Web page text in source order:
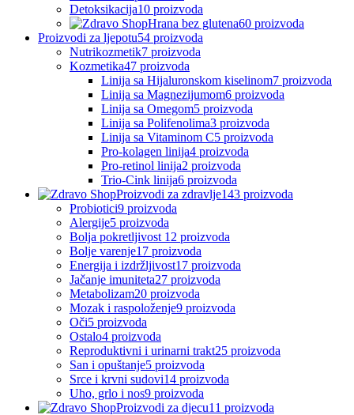
Detoksikacija10 proizvoda
Hrana bez glutena60 proizvoda
Proizvodi za ljepotu54 proizvoda
Nutrikozmetik7 proizvoda
Kozmetika47 proizvoda
Linija sa Hijaluronskom kiselinom7 proizvoda
Linija sa Magnezijumom6 proizvoda
Linija sa Omegom5 proizvoda
Linija sa Polifenolima3 proizvoda
Linija sa Vitaminom C5 proizvoda
Pro-kolagen linija4 proizvoda
Pro-retinol linija2 proizvoda
Trio-Cink linija6 proizvoda
Proizvodi za zdravlje143 proizvoda
Probiotici9 proizvoda
Alergije5 proizvoda
Bolja pokretljivost 12 proizvoda
Bolje varenje17 proizvoda
Energija i izdržljivost17 proizvoda
Jačanje imuniteta27 proizvoda
Metabolizam20 proizvoda
Mozak i raspoloženje9 proizvoda
Oči5 proizvoda
Ostalo4 proizvoda
Reproduktivni i urinarni trakt25 proizvoda
San i opuštanje5 proizvoda
Srce i krvni sudovi14 proizvoda
Uho, grlo i nos9 proizvoda
Proizvodi za djecu11 proizvoda